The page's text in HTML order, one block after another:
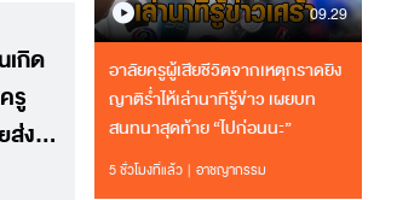
เกิด
รู
ส่ง
ก้
09.29
อาลัยครูผู้เสียชีวิตจากเหตุกราดยิง
ญาติร่ำไห้เล่านาทีรู้ข่าว เผยบท
สนทนาสุดท้าย “ไปก่อนนะ”
5 ชั่วโมงที่แล้ว อาชญากรรม